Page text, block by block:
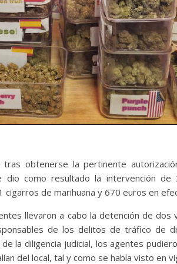
obtenerse la pertinente
como resultado la intervención de
cigarros de marihuana y 670 euros en
llevaron a cabo la detención de dos
de los delitos de tráfico de
la diligencia judicial, los agentes
del local, tal y como se había visto en